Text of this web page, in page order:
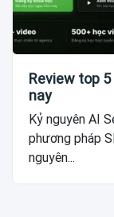
Review top
nay
Kỷ nguyên AI
phương pháp
nguyên...